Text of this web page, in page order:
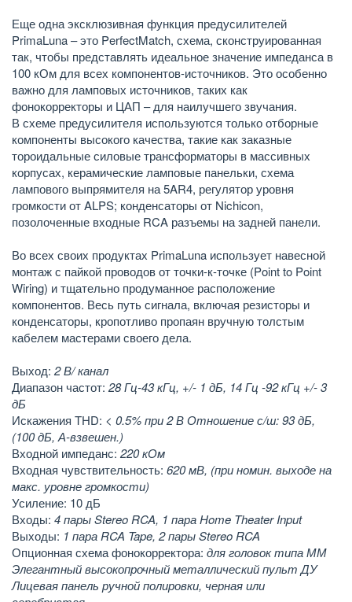
Еще одна эксклюзивная функция предусилителей
PrimaLuna – это PerfectMatch, схема, сконструированная
так, чтобы представлять идеальное значение импеданса в
100 кОм для всех компонентов-источников. Это особенно
важно для ламповых источников, таких как
фонокорректоры и ЦАП – для наилучшего звучания.
В схеме предусилителя используются только отборные
компоненты высокого качества, такие как заказные
тороидальные силовые трансформаторы в массивных
корпусах, керамические ламповые панельки, схема
лампового выпрямителя на 5AR4, регулятор уровня
громкости от ALPS; конденсаторы от Nichicon,
позолоченные входные RCA разъемы на задней панели.
Во всех своих продуктах PrimaLuna использует навесной
монтаж с пайкой проводов от точки-к-точке (Point to Point
Wiring) и тщательно продуманное расположение
компонентов. Весь путь сигнала, включая резисторы и
конденсаторы, кропотливо пропаян вручную толстым
кабелем мастерами своего дела.
Выход: 2 В/ канал
Диапазон частот: 28 Гц-43 кГц, +/- 1 дБ, 14 Гц -92 кГц +/- 3
дБ
Искажения THD: < 0.5% при 2 В Отношение с/ш: 93 дБ,
(100 дБ, А-взвешен.)
Входной импеданс: 220 кОм
Входная чувствительность: 620 мВ, (при номин. выходе на
макс. уровне громкости)
Усиление: 10 дБ
Входы: 4 пары Stereo RCA, 1 пара Home Theater Input
Выходы: 1 пара RCA Tape, 2 пары Stereo RCA
Опционная схема фонокорректора: для головок типа ММ
Элегантный высокопрочный металлический пульт ДУ
Лицевая панель ручной полировки, черная или